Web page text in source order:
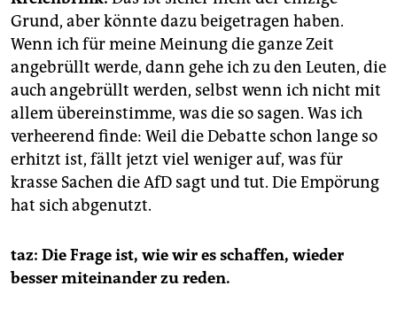
Grund, aber könnte dazu beigetragen haben.
Wenn ich für meine Meinung die ganze Zeit
angebrüllt werde, dann gehe ich zu den Leuten, die
auch angebrüllt werden, selbst wenn ich nicht mit
allem übereinstimme, was die so sagen. Was ich
verheerend finde: Weil die Debatte schon lange so
erhitzt ist, fällt jetzt viel weniger auf, was für
krasse Sachen die AfD sagt und tut. Die Empörung
hat sich abgenutzt.
taz: Die Frage ist, wie wir es schaffen, wieder
besser miteinander zu reden.